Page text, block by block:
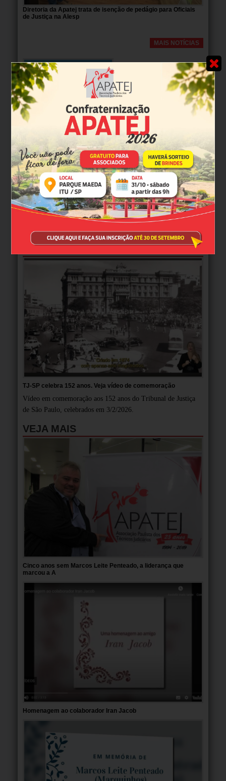
Diretoria da Apatej trata de isenção de pedágio para Oficiais
de Justiça na Alesp
MAIS NOTÍCIAS
MULTIMÍDIA
TJ-SP celebra 152 anos. Veja vídeo de comemoração
Vídeo em comemoração aos 152 anos do Tribunal de Justiça
de São Paulo, celebrados em 3/2/2026.
VEJA MAIS
Cinco anos sem Marcos Leite Penteado, a liderança que
marcou a A
Homenagem ao colaborador Iran Jacob